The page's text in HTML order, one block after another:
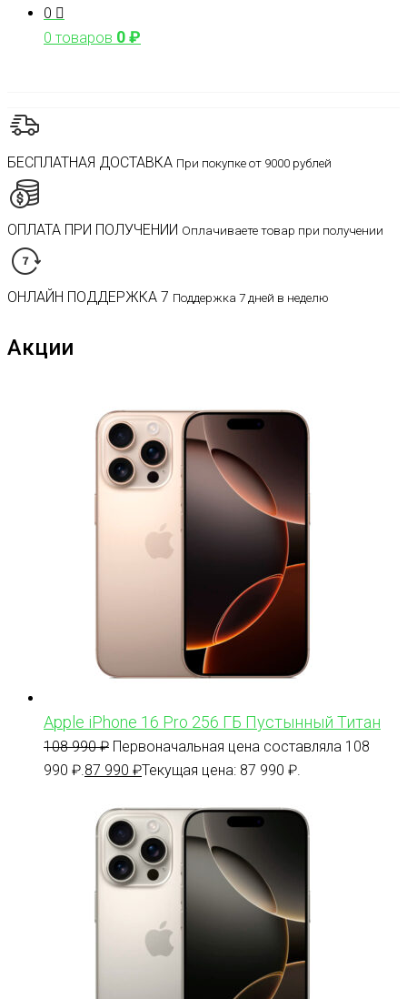
0
0 товаров 0₽
БЕСПЛАТНАЯ ДОСТАВКА При покупке от 9000 рублей
ОПЛАТА ПРИ ПОЛУЧЕНИИ Оплачиваете товар при получении
ОНЛАЙН ПОДДЕРЖКА 7 Поддержка 7 дней в неделю
Акции
Apple iPhone 16 Pro 256 ГБ Пустынный Титан
108 990₽ Первоначальная цена составляла 108
990 ₽. 87 990 ₽Текущая цена: 87 990 ₽.